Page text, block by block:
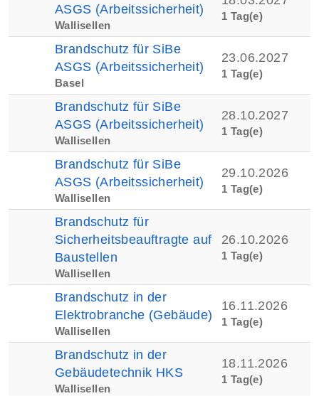
ASGS (Arbeitssicherheit)
Wallisellen
1 Tag(e)
Brandschutz für SiBe
ASGS (Arbeitssicherheit)
Basel
23.06.2027
1 Tag(e)
Brandschutz für SiBe
ASGS (Arbeitssicherheit)
Wallisellen
28.10.2027
1 Tag(e)
Brandschutz für SiBe
ASGS (Arbeitssicherheit)
Wallisellen
29.10.2026
1 Tag(e)
Brandschutz für
Sicherheitsbeauftragte auf
Baustellen
Wallisellen
26.10.2026
1 Tag(e)
Brandschutz in der
Elektrobranche (Gebäude)
Wallisellen
16.11.2026
1 Tag(e)
Brandschutz in der
Gebäudetechnik HKS
Wallisellen
18.11.2026
1 Tag(e)